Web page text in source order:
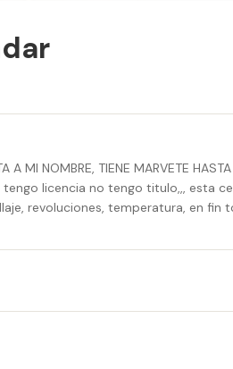
NOMBRE, TIENE MARVETE
licencia no tengo titulo,,, esta
revoluciones, temperatura, en fin